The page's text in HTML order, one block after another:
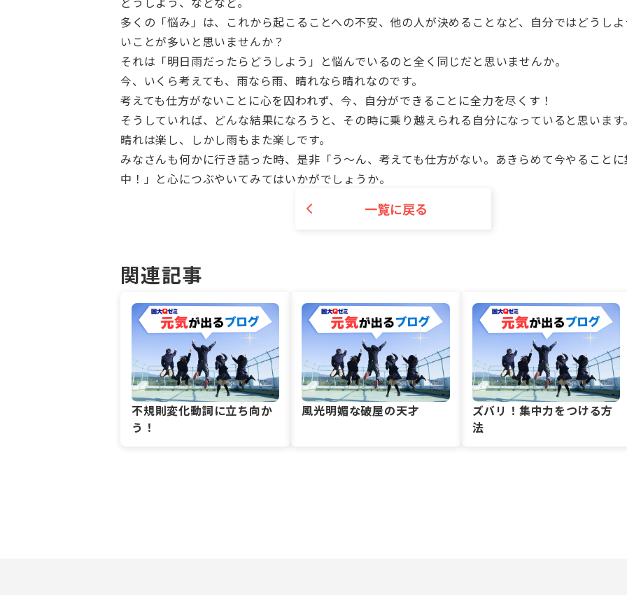
多くの「悩み」は、これから起こることへの不安、他の人が決めることなど、自分ではどうし
いことが多いと思いませんか？
それは「明日雨だったらどうしよう」と悩んでいるのと全く同じだと思いませんか。
今、いくら考えても、雨なら雨、晴れなら晴れなのです。
考えても仕方がないことに心を囚われず、今、自分ができることに全力を尽くす！
そうしていれば、どんな結果になろうと、その時に乗り越えられる自分になっていると思います
晴れは楽し、しかし雨もまた楽しです。
みなさんも何かに行き詰った時、是非「う～ん、考えても仕方がない。あきらめて今やること
中！」と心につぶやいてみてはいかがでしょうか。
一覧に戻る
関連記事
不規則変化動詞に立ち向か
う！
風光明媚な破屋の天才
ズバリ！集中力をつける方
法